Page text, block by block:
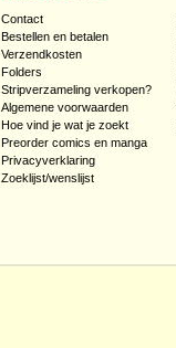
Contact
Bestellen en betalen
Verzendkosten
Folders
Stripverzameling verkopen?
Algemene voorwaarden
Hoe vind je wat je zoekt
Preorder comics en manga
Privacyverklaring
Zoeklijst/wenslijst